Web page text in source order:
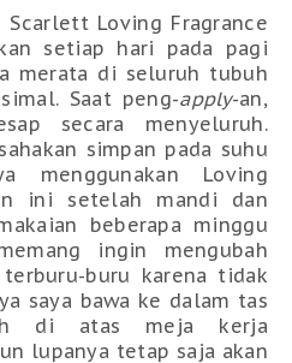
Scarlett Loving Fragrance
setiap hari pada pagi
merata di seluruh tubuh
Saat peng-apply-an,
secara menyeluruh.
simpan pada suhu
menggunakan Loving
ini setelah mandi dan
beberapa minggu
ingin mengubah
buru karena tidak
saya bawa ke dalam tas
di atas meja kerja
lupanya tetap saja akan